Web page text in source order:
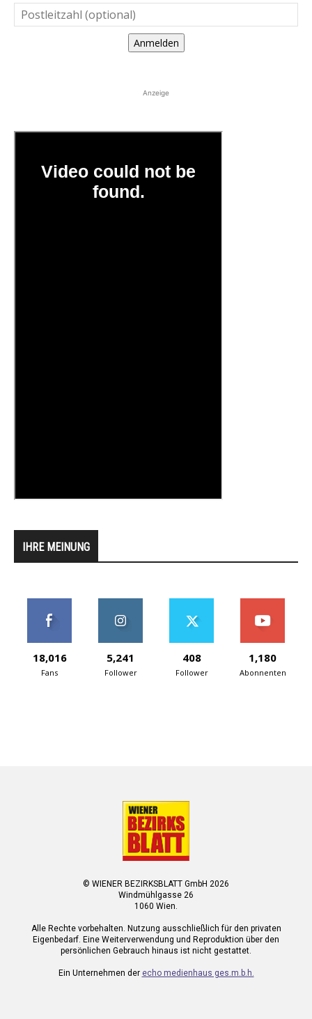
Anmelden
Anzeige
IHRE MEINUNG
18,016
Fans
5,241
Follower
408
Follower
1,180
Abonnenten
© WIENER BEZIRKSBLATT GmbH 2026
Windmühlgasse 26
1060 Wien.
Alle Rechte vorbehalten. Nutzung ausschließlich für den privaten
Eigenbedarf. Eine Weiterverwendung und Reproduktion über den
persönlichen Gebrauch hinaus ist nicht gestattet.
Ein Unternehmen der echo medienhaus ges.m.b.h.